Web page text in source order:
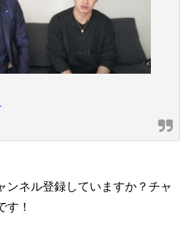
ンネル登録していますか？チャ
す！